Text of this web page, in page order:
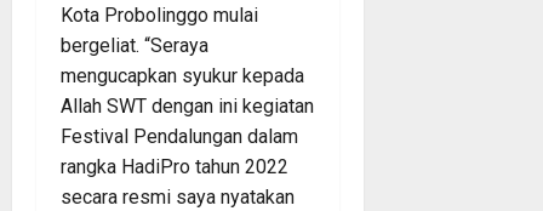
Kota Probolinggo mulai
bergeliat. “Seraya
mengucapkan syukur kepada
Allah SWT dengan ini kegiatan
Festival Pendalungan dalam
rangka HadiPro tahun 2022
secara resmi saya nyatakan